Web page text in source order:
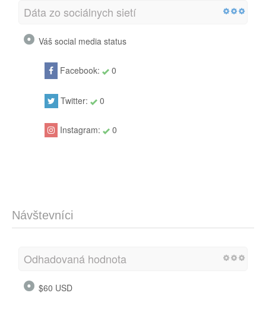
Dáta zo sociálnych sietí
Váš social media status
Facebook: 0
Twitter: 0
Instagram: 0
Návštevníci
Odhadovaná hodnota
$60 USD